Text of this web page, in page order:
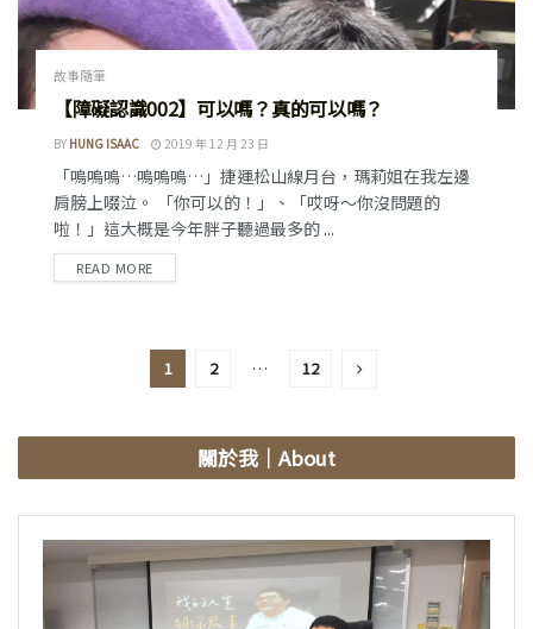
故事隨筆
【障礙認識002】可以嗎？真的可以嗎？
BY HUNG ISAAC 2019 年 12 月 23 日
「嗚嗚嗚…嗚嗚嗚…」捷運松山線月台，瑪莉姐在我左邊
肩膀上啜泣。 「你可以的！」、「哎呀～你沒問題的
啦！」這大概是今年胖子聽過最多的 ...
READ MORE
1 2 … 12
關於我｜About